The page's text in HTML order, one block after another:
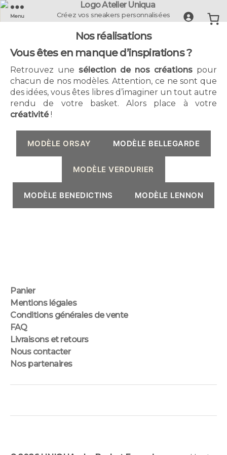
UNIQUA
La
Basket
Française
Créez vos sneakers personnalisées
Menu
Nos réalisations
Vous êtes en manque d’inspirations ?
Retrouvez une sélection de nos créations pour
chacun de nos modèles. Attention, ce ne sont que
des idées, vous êtes libres d’imaginer un tout autre
rendu de votre basket. Alors place à votre
créativité!
MODÈLE ORSAY MODÈLE BELLEGARDE
MODÈLE VERDURIER
MODÈLE BENEDICTINS MODÈLE LENNON
Panier
Mentions légales
Conditions générales de vente
FAQ
Livraisons et retours
Nous contacter
Nos partenaires